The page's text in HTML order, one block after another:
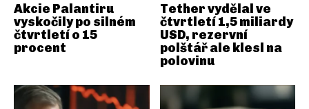
Akcie Palantiru
vyskočily po silném
čtvrtletí o 15
procent
Tether vydělal ve
čtvrtletí 1,5 miliardy
USD, rezervní
polštář ale klesl na
polovinu